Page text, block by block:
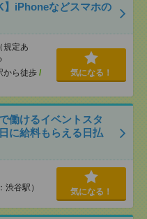
】iPhoneなどスマホの
定あ
から徒歩 /
気になる！
働けるイベントスタ
に給料もらえる日払
谷駅） 気になる！